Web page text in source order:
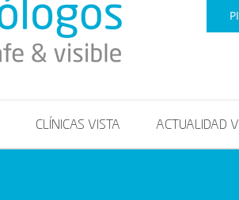
CLÍNICAS VISTA ACTUALIDAD